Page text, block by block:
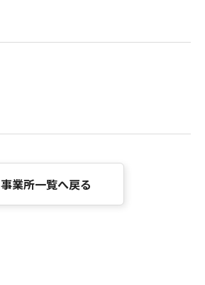
事業所一覧へ戻る